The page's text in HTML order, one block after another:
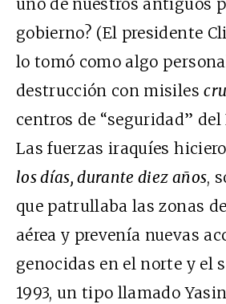
uno de nuestros antiguos
gobierno? (El presidente
lo tomó como algo
destrucción con misiles
centros de “seguridad”
Las fuerzas iraquíes
los días, durante diez años,
que patrullaba las zonas
aérea y prevenía nuevas
genocidas en el norte y el
1993, un tipo llamado